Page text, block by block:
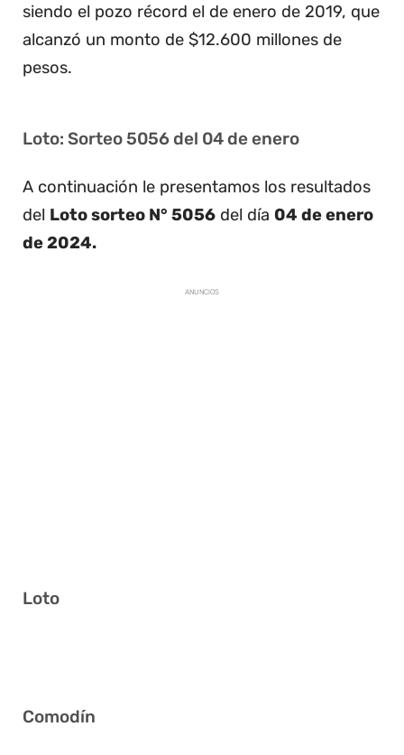
siendo el pozo récord el de enero de 2019, que
alcanzó un monto de $12.600 millones de
pesos.
Loto: Sorteo 5056 del 04 de enero
A continuación le presentamos los resultados
del Loto sorteo N° 5056 del día 04 de enero
de 2024.
ANUNCIOS
Loto
Comodín